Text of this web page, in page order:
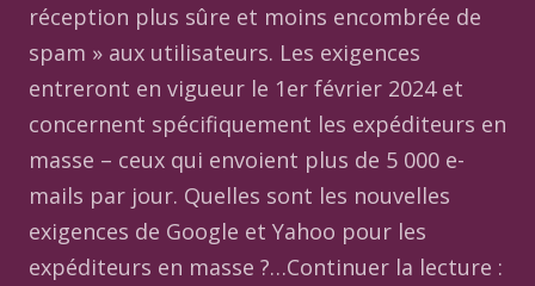
réception plus sûre et moins encombrée de
spam » aux utilisateurs. Les exigences
entreront en vigueur le 1er février 2024 et
concernent spécifiquement les expéditeurs en
masse – ceux qui envoient plus de 5 000 e-
mails par jour. Quelles sont les nouvelles
exigences de Google et Yahoo pour les
expéditeurs en masse ?…Continuer la lecture :